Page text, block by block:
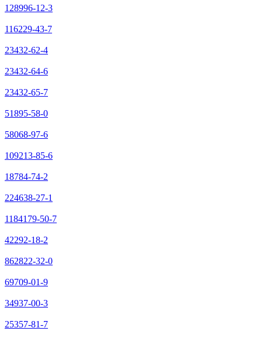
128996-12-3
116229-43-7
23432-62-4
23432-64-6
23432-65-7
51895-58-0
58068-97-6
109213-85-6
18784-74-2
224638-27-1
1184179-50-7
42292-18-2
862822-32-0
69709-01-9
34937-00-3
25357-81-7